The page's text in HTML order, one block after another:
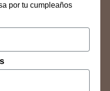
por tu cumpleaños